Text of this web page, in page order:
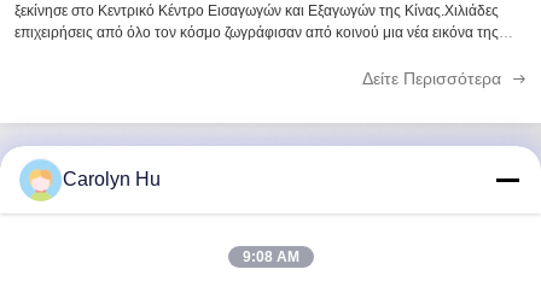
ξεκίνησε στο Κεντρικό Κέντρο Εισαγωγών και Εξαγωγών της Κίνας.Χιλιάδες
επιχειρήσεις από όλο τον κόσμο ζωγράφισαν από κοινού μια νέα εικόνα της
Δείτε Περισσότερα
Carolyn Hu
9:08 AM